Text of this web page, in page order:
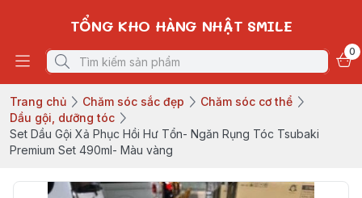
TỔNG KHO HÀNG NHẬT SMILE
0
Trang chủ Chăm sóc sắc đẹp
Chăm sóc cơ thể
Dầu gội, dưỡng tóc
Set Dầu Gội Xả Phục Hồi Hư Tổn- Ngăn Rụng Tóc Tsubaki
Premium Set 490ml- Màu vàng